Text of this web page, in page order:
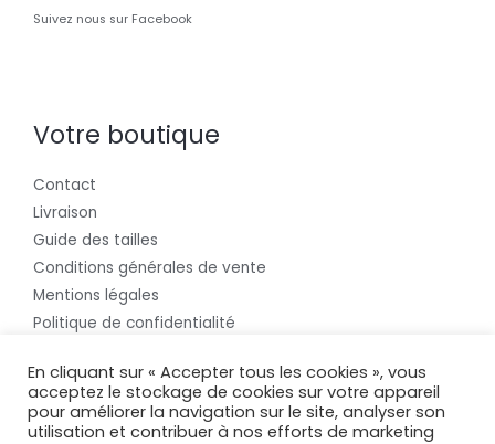
Suivez nous sur Facebook
Votre boutique
Contact
Livraison
Guide des tailles
Conditions générales de vente
Mentions légales
Politique de confidentialité
En cliquant sur « Accepter tous les cookies », vous
acceptez le stockage de cookies sur votre appareil
pour améliorer la navigation sur le site, analyser son
utilisation et contribuer à nos efforts de marketing